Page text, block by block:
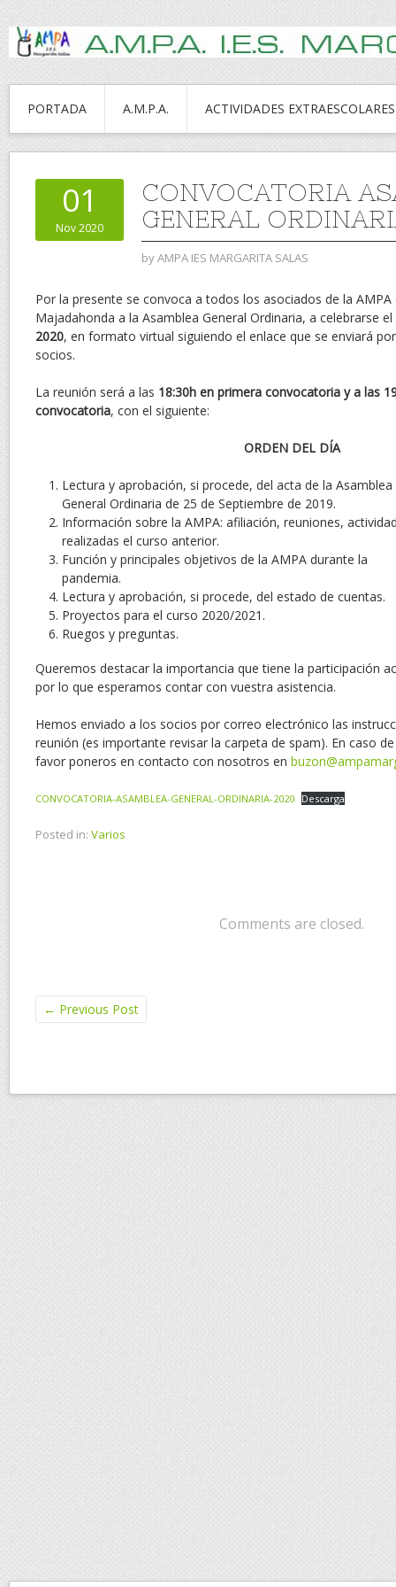
PORTADA A.M.P.A. ACTIVIDADES EXTRAESCOLARES
01
Nov 2020
CONVOCATORIA
GENERAL
byAMPA IES MARGARITA SALAS
Por la presente se convoca a todos los asociados de la AMPA
Majadahonda a la Asamblea General Ordinaria, a celebrarse el
2020, en formato virtual siguiendo el enlace que se enviará
socios.
La reunión será a las 18:30h en primera convocatoria y a las
convocatoria, con el siguiente:
ORDEN DEL DÍA
Lectura y aprobación, si procede, del acta de la Asamblea
General Ordinaria de 25 de Septiembre de 2019.
Información sobre la AMPA: afiliación, reuniones,
realizadas el curso anterior.
Función y principales objetivos de la AMPA durante la
pandemia.
Lectura y aprobación, si procede, del estado de cuentas.
Proyectos para el curso 2020/2021.
Ruegos y preguntas.
Queremos destacar la importancia que tiene la participación
por lo que esperamos contar con vuestra asistencia.
Hemos enviado a los socios por correo electrónico las
reunión (es importante revisar la carpeta de spam). En caso
favor poneros en contacto con nosotros en
CONVOCATORIA-ASAMBLEA-GENERAL-ORDINARIA-2020 Descarga
Posted in: Varios
Comments are closed.
← Previous Post